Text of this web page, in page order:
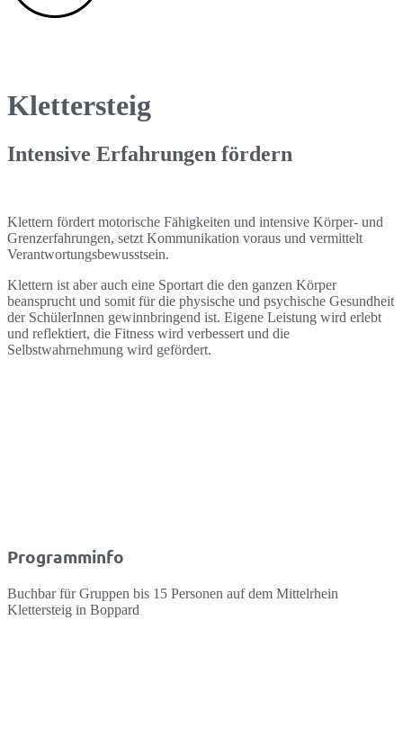
Klettersteig
Intensive Erfahrungen fördern
Klettern fördert motorische Fähigkeiten und intensive Körper- und
Grenzerfahrungen, setzt Kommunikation voraus und vermittelt
Verantwortungsbewusstsein.
Klettern ist aber auch eine Sportart die den ganzen Körper
beansprucht und somit für die physische und psychische Gesundheit
der SchülerInnen gewinnbringend ist. Eigene Leistung wird erlebt
und reflektiert, die Fitness wird verbessert und die
Selbstwahrnehmung wird gefördert.
Programminfo
Buchbar für Gruppen bis 15 Personen auf dem Mittelrhein
Klettersteig in Boppard